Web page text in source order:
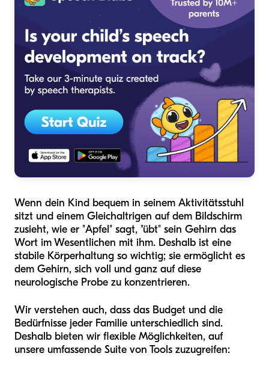
Wenn dein Kind bequem in seinem Aktivitätsstuhl
sitzt und einem Gleichaltrigen auf dem Bildschirm
zusieht, wie er "Apfel" sagt, "übt" sein Gehirn das
Wort im Wesentlichen mit ihm. Deshalb ist eine
stabile Körperhaltung so wichtig; sie ermöglicht es
dem Gehirn, sich voll und ganz auf diese
neurologische Probe zu konzentrieren.
Wir verstehen auch, dass das Budget und die
Bedürfnisse jeder Familie unterschiedlich sind.
Deshalb bieten wir flexible Möglichkeiten, auf
unsere umfassende Suite von Tools zuzugreifen: